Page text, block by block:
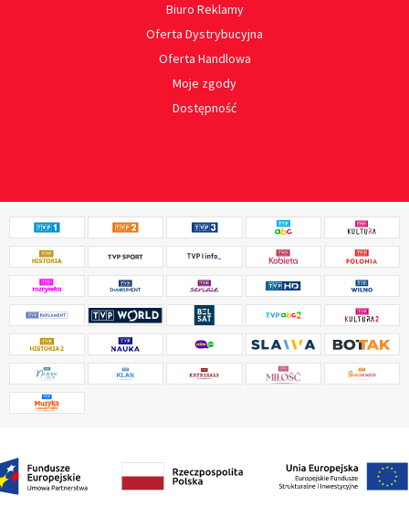
Biuro Reklamy
Oferta Dystrybucyjna
Oferta Handlowa
Moje zgody
Dostępność